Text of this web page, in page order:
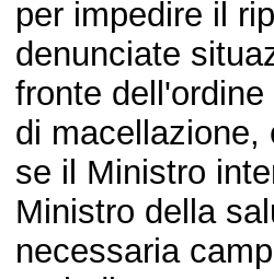
per impedire il
denunciate
fronte
di macellazione,
se il Ministro
Ministro della
necessaria